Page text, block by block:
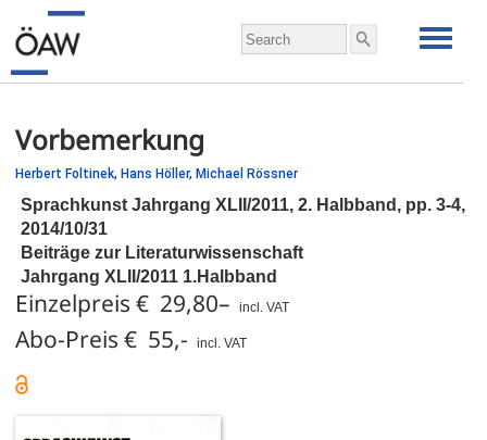
Vorbemerkung
Herbert Foltinek, Hans Höller, Michael Rössner
Sprachkunst Jahrgang XLII/2011, 2. Halbband, pp. 3-4,
2014/10/31
Beiträge zur Literaturwissenschaft
Jahrgang XLII/2011 1.Halbband
Einzelpreis € 29,80– incl. VAT
Abo-Preis € 55,- incl. VAT